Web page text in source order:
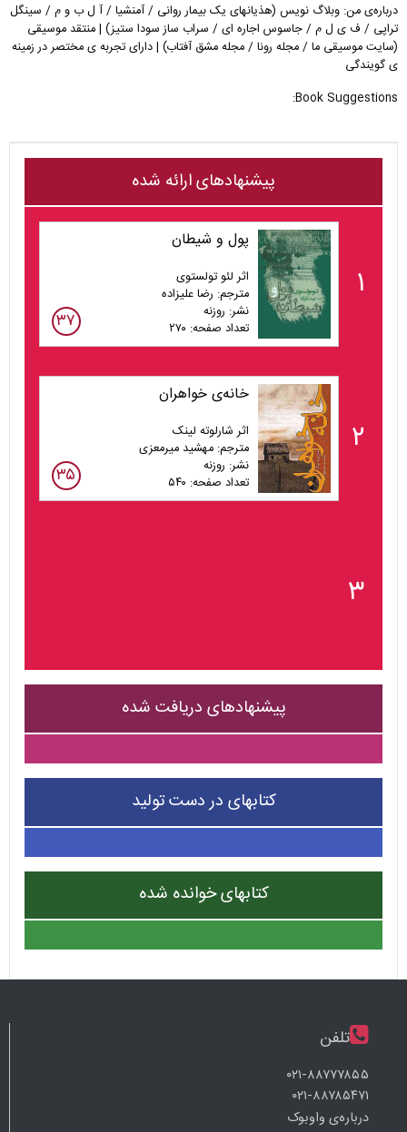
درباره‌ی من: وبلاگ نویس (هذیانهای یک بیمار روانی / آمنشیا / آ ل ب و م / سینگل
تراپی / ف ی ل م / جاسوس اجاره ای / سراب ساز سودا ستیز) | منتقد موسیقی
(سایت موسیقی ما / مجله رونا / مجله مشق آفتاب) | دارای تجربه ی مختصر در زمینه
ی گویندگی
Book Suggestions:
پیشنهادهای ارائه شده
۱
پول و شیطان
اثر لئو تولستوی
مترجم: رضا علیزاده
نشر: روزنه
تعداد صفحه: ۲۷۰
۳۷
۲
خانه‌ی خواهران
اثر شارلوته لینک
مترجم: مهشید میرمعزی
نشر: روزنه
تعداد صفحه: ۵۴۰
۳۵
۳
پیشنهادهای دریافت شده
کتابهای در دست تولید
کتابهای خوانده شده
تلفن
۰۲۱-۸۸۷۷۷۸۵۵
۰۲۱-۸۸۷۸۵۴۷۱
درباره‌ی واوبوک